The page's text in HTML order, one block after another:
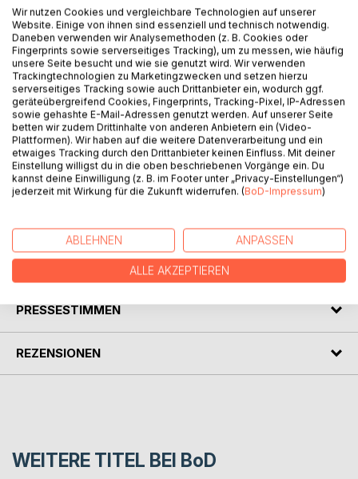
BESCHREIBUNG
Er konnte es nicht glauben, dass er von zu Hause
weggehen musste, ganz alleine mitten unter die Feinde …
Als der Fürstensohn Niklot als Geisel an den fernen
Königshof in Starigard ziehen muss, schenkt ihm Dragomira
zum Abschied ihre Halskette. Doch gerade diese Kette
wird ihm beinahe zum Verhängnis.
PRESSESTIMMEN
REZENSIONEN
WEITERE TITEL BEI BoD
Wir nutzen Cookies und vergleichbare Technologien auf unserer
Website. Einige von ihnen sind essenziell und technisch notwendig.
Daneben verwenden wir Analysemethoden (z. B. Cookies oder
Fingerprints sowie serverseitiges Tracking), um zu messen, wie häufig
unsere Seite besucht und wie sie genutzt wird. Wir verwenden
Trackingtechnologien zu Marketingzwecken und setzen hierzu
serverseitiges Tracking sowie auch Drittanbieter ein, wodurch ggf.
geräteübergreifend Cookies, Fingerprints, Tracking-Pixel, IP-Adressen
sowie gehashte E-Mail-Adressen genutzt werden. Auf unserer Seite
betten wir zudem Drittinhalte von anderen Anbietern ein (Video-
Plattformen). Wir haben auf die weitere Datenverarbeitung und ein
etwaiges Tracking durch den Drittanbieter keinen Einfluss. Mit deiner
Einstellung willigst du in die oben beschriebenen Vorgänge ein. Du
kannst deine Einwilligung (z. B. im Footer unter „Privacy-Einstellungen“)
jederzeit mit Wirkung für die Zukunft widerrufen. (BoD-Impressum)
ABLEHNEN ANPASSEN
ALLE AKZEPTIEREN